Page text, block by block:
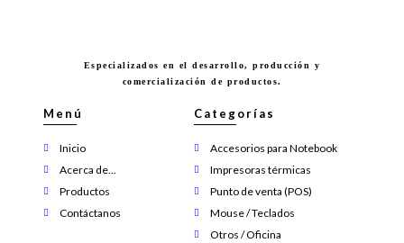
Especializados en el desarrollo, producción y
comercialización de productos.
Menú
Inicio
Acerca de...
Productos
Contáctanos
Categorías
Accesorios para Notebook
Impresoras térmicas
Punto de venta (POS)
Mouse / Teclados
Otros / Oficina